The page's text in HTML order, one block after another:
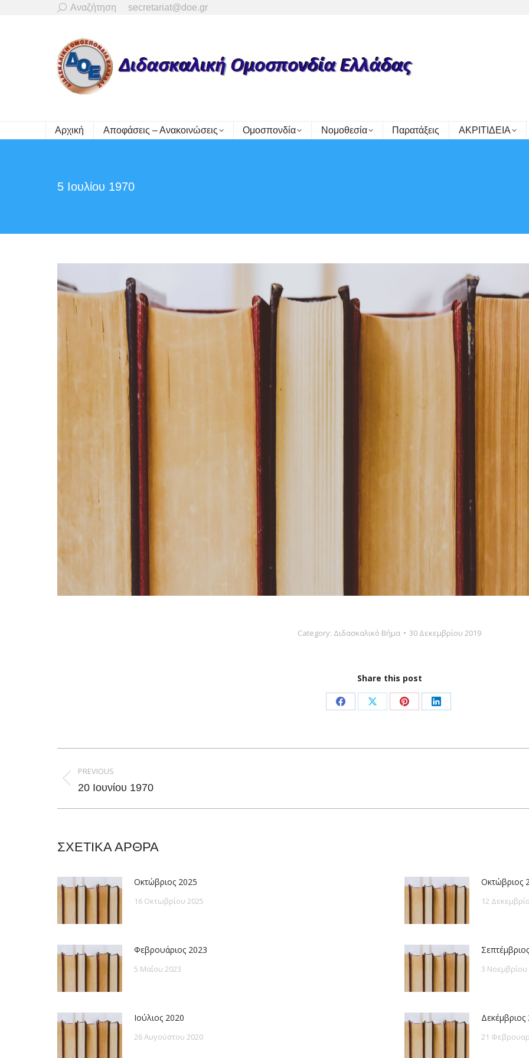
Search:
Αναζήτηση secretariat@doe.gr
Αρχική Αποφάσεις – Ανακοινώσεις Ομοσπονδία Νομοθεσία Παρατάξεις ΑΚΡΙΤΙΔΕΙΑ
5 Ιουλίου 1970
Category: Διδασκαλικό Βήμα 30 Δεκεμβρίου 2019
Share this post
Share
Facebook
Share
X
Share
Pinterest
Share
LinkedIn
navigation
PREVIOUS
Previous
20 Ιουνίου 1970
ΣΧΕΤΙΚΑ ΑΡΘΡΑ
Οκτώβριος 2025
16 Οκτωβρίου 2025
Οκτώβριος
12
Φεβρουάριος 2023
5 Μαΐου 2023 3 Νοεμβρίου
Ιούλιος 2020
26 Αυγούστου 2020
Δεκέμβριος
21